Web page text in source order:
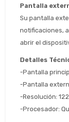
Pantalla
Su pantalla
notificaciones,
abrir el
Detalles
-Pantalla
-Pantalla
-Resolución:
-Procesador:
Cédula
Celular
Fecha
Estás calificado para comprar usando Pago
¡Tenés
Parece
el